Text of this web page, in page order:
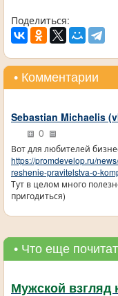
Поделиться:
• Комментарии
Sebastian Michaelis
0
Вот для любителей
https://promdevelop.ru/
reshenie-pravitelstva-o-
Тут в целом много
пригодиться)
• Что еще
Мужской взгляд